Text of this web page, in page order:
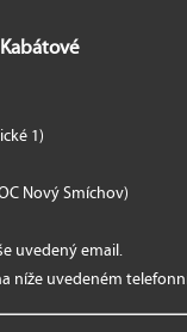
1)
Nový Smíchov)
uvedený email.
níže uvedeném